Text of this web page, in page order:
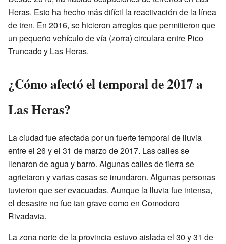
Heras. Esto ha hecho más difícil la reactivación de la línea
de tren. En 2016, se hicieron arreglos que permitieron que
un pequeño vehículo de vía (zorra) circulara entre Pico
Truncado y Las Heras.
¿Cómo afectó el temporal de 2017 a
Las Heras?
La ciudad fue afectada por un fuerte temporal de lluvia
entre el 26 y el 31 de marzo de 2017. Las calles se
llenaron de agua y barro. Algunas calles de tierra se
agrietaron y varias casas se inundaron. Algunas personas
tuvieron que ser evacuadas. Aunque la lluvia fue intensa,
el desastre no fue tan grave como en Comodoro
Rivadavia.
La zona norte de la provincia estuvo aislada el 30 y 31 de